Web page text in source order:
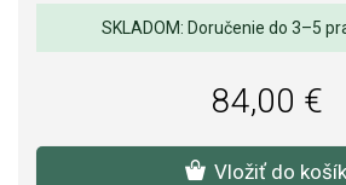
SKLADOM: Doručenie do 3–5
84,00 €
Vložiť do